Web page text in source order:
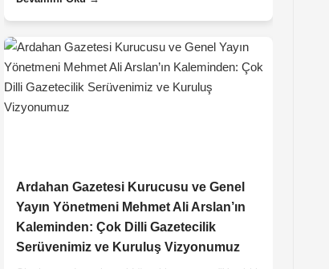
Ardahan Gazetesi Kurucusu ve Genel
Yayın Yönetmeni Mehmet Ali Arslan’ın
Kaleminden: Çok Dilli Gazetecilik
Serüvenimiz ve Kuruluş Vizyonumuz